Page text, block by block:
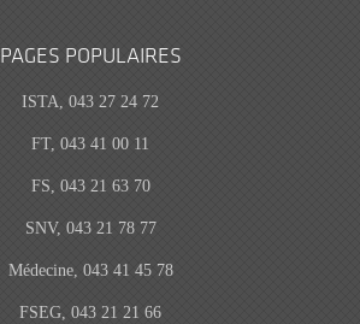
PAGES POPULAIRES
ISTA, 043 27 24 72
FT, 043 41 00 11
FS, 043 21 63 70
SNV, 043 21 78 77
Médecine, 043 41 45 78
FSEG, 043 21 21 66